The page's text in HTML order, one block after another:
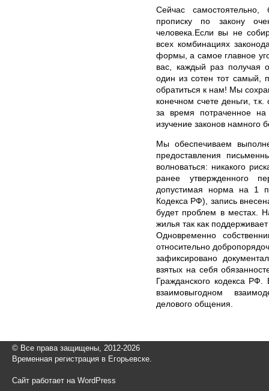
Сейчас самостоятельно,
прописку по закону
человека.Если вы не
всех комбинациях
формы, а самое главное
вас, каждый раз получая
один из сотен тот самый,
обратиться к нам! Мы
конечном счете деньги,
за время потраченное
изучение законов намного
Мы обеспечиваем
предоставления
волноваться: никакого
ранее утвержденного
допустимая норма на 1
Кодекса РФ), запись
будет проблем в местах.
жилья так как
Одновременно
относительно
зафиксировано
взятых на себя
Гражданского кодекса
взаимовыгодном
делового общения.
© Все права защищены, 2012-2026
Временная регистрация в Егорьевске.
Сайт работает на WordPress